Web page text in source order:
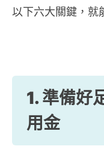
以下六大關鍵，就
1. 準備好
用金